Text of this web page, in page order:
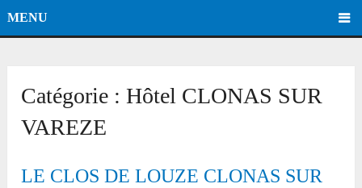
MENU
Catégorie :Hôtel CLONAS SUR
VAREZE
LE CLOS DE LOUZE CLONAS SUR